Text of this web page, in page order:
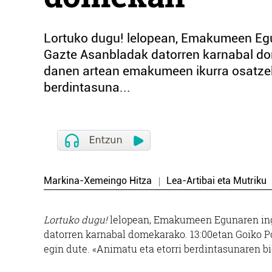
Lortuko dugu! lelopean, Emakumeen
Gazte Asanbladak datorren karnabal
danen artean emakumeen ikurra
berdintasuna...
Markina-Xemeingo Hitza Lea-Artibai eta Mutriku
Lortuko dugu!lelopean, Emakumeen Egunaren
datorren karnabal domekarako. 13:00etan Goiko
egin dute. «Animatu eta etorri berdintasunaren